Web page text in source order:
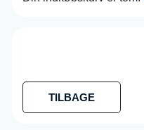
TILBAGE